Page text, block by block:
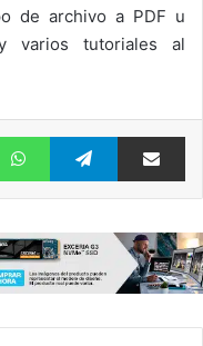
de archivo a PDF u
varios tutoriales al
WhatsAppTelegram